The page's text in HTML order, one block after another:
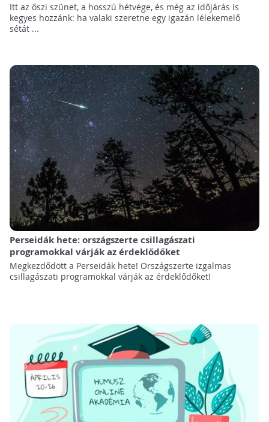
Itt az őszi szünet, a hosszú hétvége, és még az időjárás is
kegyes hozzánk: ha valaki szeretne egy igazán lélekemelő
sétát ...
Perseidák hete: országszerte csillagászati
programokkal várják az érdeklődőket
Megkezdődött a Perseidák hete! Országszerte izgalmas
csillagászati programokkal várják az érdeklődőket!